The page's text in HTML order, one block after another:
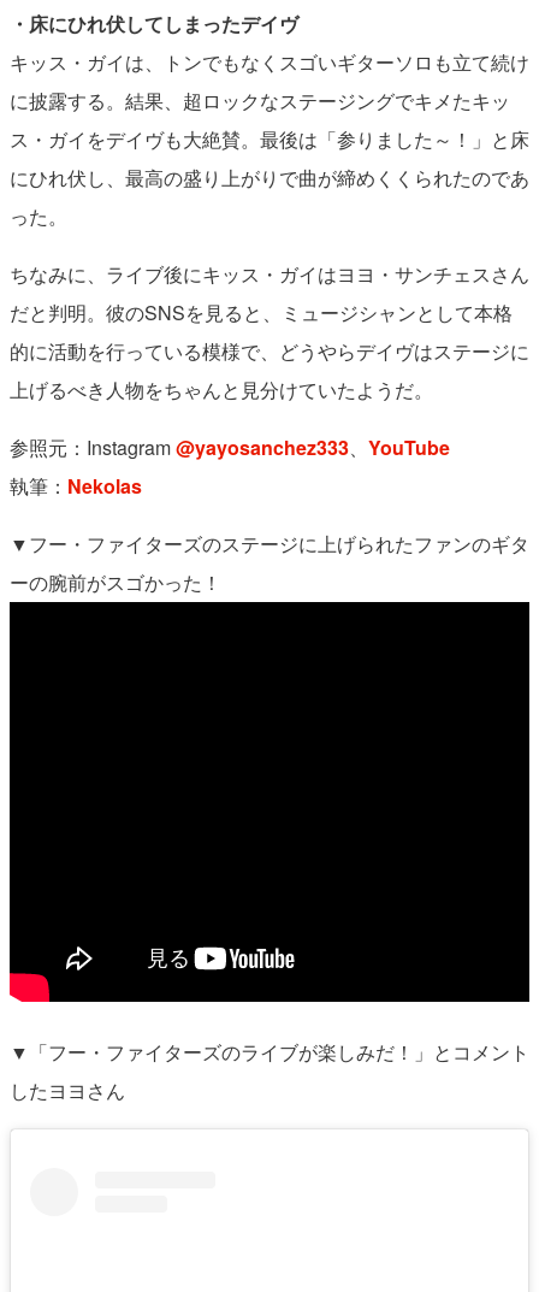
・床にひれ伏してしまったデイヴ
キッス・ガイは、トンでもなくスゴいギターソロも立て続け
に披露する。結果、超ロックなステージングでキメたキッ
ス・ガイをデイヴも大絶賛。最後は「参りました～！」と床
にひれ伏し、最高の盛り上がりで曲が締めくくられたのであ
った。
ちなみに、ライブ後にキッス・ガイはヨヨ・サンチェスさん
だと判明。彼のSNSを見ると、ミュージシャンとして本格
的に活動を行っている模様で、どうやらデイヴはステージに
上げるべき人物をちゃんと見分けていたようだ。
参照元：Instagram@yayosanchez333、 YouTube
執筆： Nekolas
▼フー・ファイターズのステージに上げられたファンのギタ
ーの腕前がスゴかった！
▼「フー・ファイターズのライブが楽しみだ！」とコメント
したヨヨさん